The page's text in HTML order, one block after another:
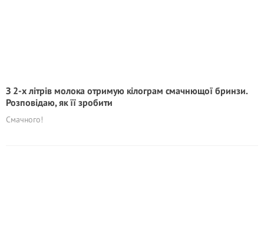
З 2-х літрів молока отримую кілограм смачнющої бринзи.
Розповідаю, як її зробити
Смачного!